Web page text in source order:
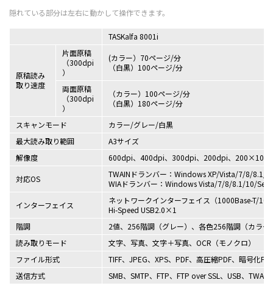
TASKalfa 8001i
原稿読み
取り速度
片面原稿
（300dpi
）
(カラー）70ページ/分
（白黒）100ページ/分
両面原稿
（300dpi
）
（カラー）100ページ/分
（白黒）180ページ/分
スキャンモード
カラー/グレー/白黒
最大読み取り範囲
A3サイズ
解像度
600dpi、400dpi、300dpi、200dpi、
対応OS
TWAINドランバー：Windows XP/Vista/7/8/
WIAドランバー：Windows Vista/7/8/8.1/10/
インターフェイス
ネットワークインターフェイス（1000Base-T/
Hi-Speed USB2.0×1
階調
2値、256階調（グレー）、各色256階調（カラー
読み取りモード
文字、写真、文字＋写真、OCR（モノクロ）
ファイル形式
TIFF、JPEG、XPS、PDF、高圧縮PDF、暗号化
送信方式
SMB、SMTP、FTP、FTP over SSL、USB、